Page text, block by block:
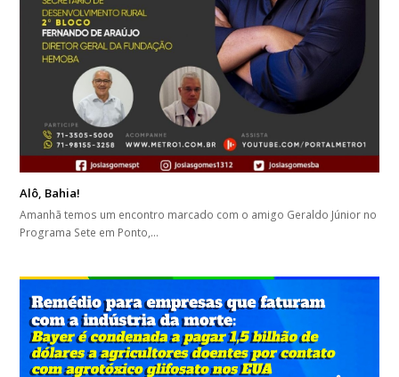
Alô, Bahia!
Amanhã temos um encontro marcado com o amigo Geraldo Júnior no
Programa Sete em Ponto,…